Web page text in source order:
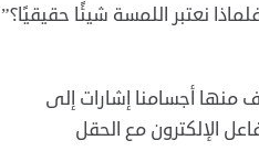
نعتبر اللمسة شيئًا حقيقيًا؟”
منها أجسامنا إشارات إلى
الإلكترون مع الحقل